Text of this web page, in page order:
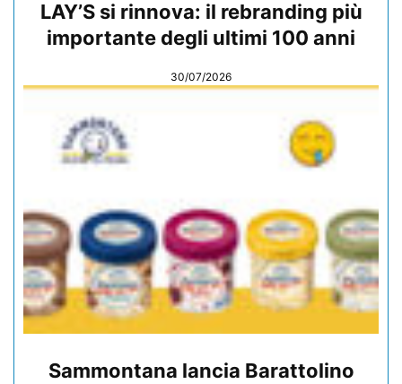
LAY’S si rinnova: il rebranding più
importante degli ultimi 100 anni
30/07/2026
Sammontana lancia Barattolino